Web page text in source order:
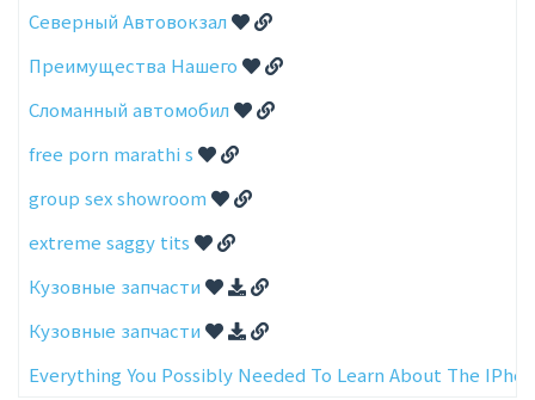
Cеверный Автовокзал
Преимущества Нашего
Сломанный автомобил
free porn marathi s
group sex showroom
extreme saggy tits
Кузовные запчасти
Кузовные запчасти
Everything You Possibly Needed To Learn About The